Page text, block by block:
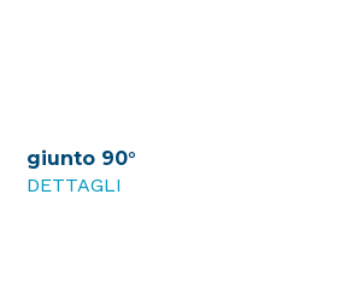
giunto 90°
DETTAGLI